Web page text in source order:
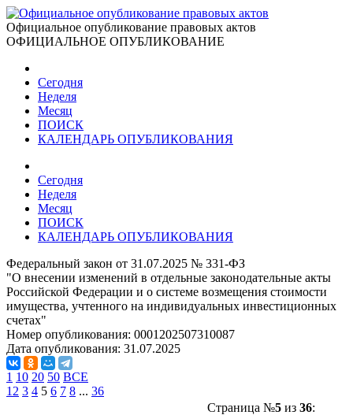
Официальное опубликование правовых актов
ОФИЦИАЛЬНОЕ ОПУБЛИКОВАНИЕ
Сегодня
Неделя
Месяц
ПОИСК
КАЛЕНДАРЬ ОПУБЛИКОВАНИЯ
Сегодня
Неделя
Месяц
ПОИСК
КАЛЕНДАРЬ ОПУБЛИКОВАНИЯ
Федеральный закон от 31.07.2025 № 331-ФЗ
"О внесении изменений в отдельные законодательные акты
Российской Федерации и о системе возмещения стоимости
имущества, учтенного на индивидуальных инвестиционных
счетах"
Номер опубликования: 0001202507310087
Дата опубликования: 31.07.2025
1 10 20 50 ВСЕ
1 2 3 4 5 6 7 8 ... 36
Страница №5из 36: